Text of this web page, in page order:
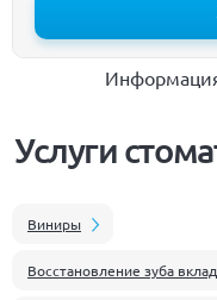
Информация
Услуги
Виниры
Восстановление зуба